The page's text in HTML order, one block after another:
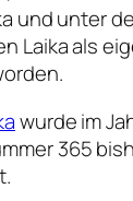
und unter
Laika als
wurde im
365